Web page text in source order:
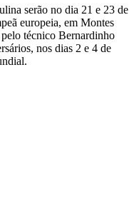
serão no dia 21 e 23 de
europeia, em Montes
técnico Bernardinho
nos dias 2 e 4 de